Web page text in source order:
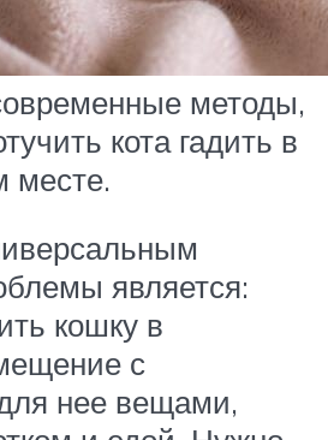
методы,
кота гадить в
месте.
является:
кошку в
с
нее вещами,